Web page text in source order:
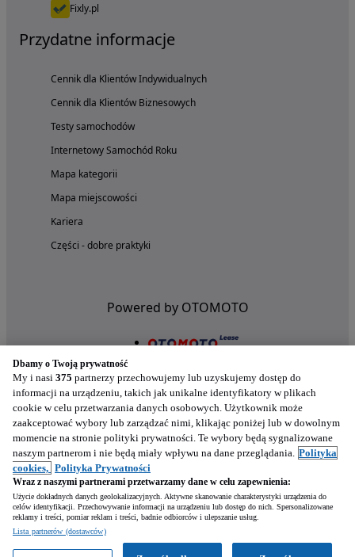
Fixly.pl
Przydatne informacje
Cennik dla Klientów Indywidualnych
Cennik dla Klientów Biznesowych
Testy samochodów
Internetowy Samochód Roku
Mapa kategorii
Mapa miejscowości
Kariera
Części - dobre praktyki
Powered by OTOMOTO
Nasze aplikacje w twoim telefonie
Dbamy o Twoją prywatność
My i nasi 375 partnerzy przechowujemy lub uzyskujemy dostęp do
informacji na urządzeniu, takich jak unikalne identyfikatory w plikach
cookie w celu przetwarzania danych osobowych. Użytkownik może
zaakceptować wybory lub zarządzać nimi, klikając poniżej lub w dowolnym
momencie na stronie polityki prywatności. Te wybory będą sygnalizowane
naszym partnerom i nie będą miały wpływu na dane przeglądania. Polityka
cookies, Polityka Prywatności
Wraz z naszymi partnerami przetwarzamy dane w celu zapewnienia:
Użycie dokładnych danych geolokalizacyjnych. Aktywne skanowanie charakterystyki urządzenia do
celów identyfikacji. Przechowywanie informacji na urządzeniu lub dostęp do nich. Spersonalizowane
reklamy i treści, pomiar reklam i treści, badnie odbiorców i ulepszanie usług.
Lista partnerów (dostawców)